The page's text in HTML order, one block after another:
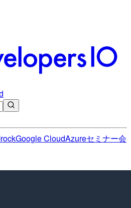
Google CloudAzureセミナー会